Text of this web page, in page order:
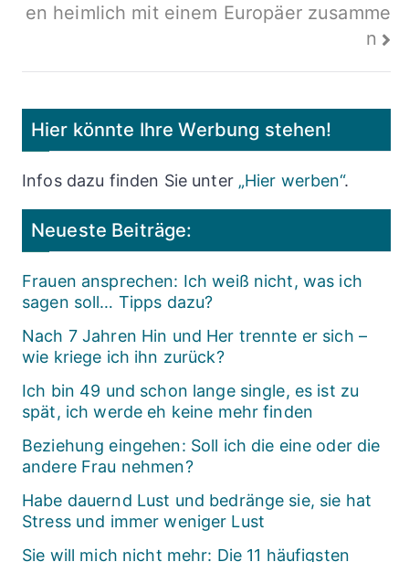
en heimlich mit einem Europäer zusamme
n
Hier könnte Ihre Werbung stehen!
Infos dazu finden Sie unter „Hier werben“.
Neueste Beiträge:
Frauen ansprechen: Ich weiß nicht, was ich
sagen soll… Tipps dazu?
Nach 7 Jahren Hin und Her trennte er sich –
wie kriege ich ihn zurück?
Ich bin 49 und schon lange single, es ist zu
spät, ich werde eh keine mehr finden
Beziehung eingehen: Soll ich die eine oder die
andere Frau nehmen?
Habe dauernd Lust und bedränge sie, sie hat
Stress und immer weniger Lust
Sie will mich nicht mehr: Die 11 häufigsten